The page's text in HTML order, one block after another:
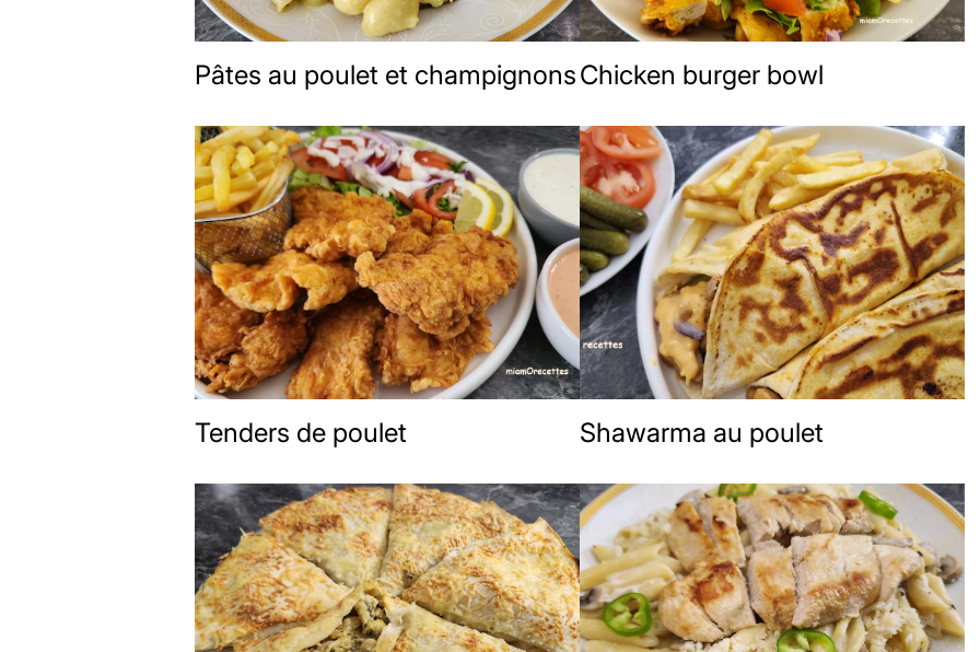
Pâtes au poulet et champignonsChicken burger bowl
Tenders de poulet Shawarma au poulet